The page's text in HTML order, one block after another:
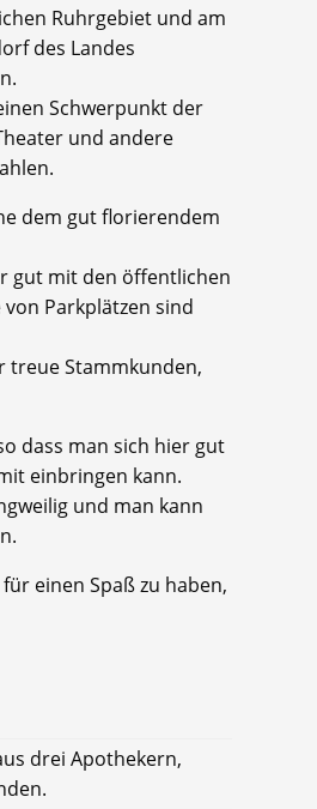
Ruhrgebiet und am
des Landes
Schwerpunkt der
und andere
dem gut florierendem
gut mit den öffentlichen
Parkplätzen sind
treue Stammkunden,
dass man sich hier gut
einbringen kann.
und man kann
einen Spaß zu haben,
drei Apothekern,